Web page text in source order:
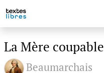
La Mère coupable
Beaumarchais